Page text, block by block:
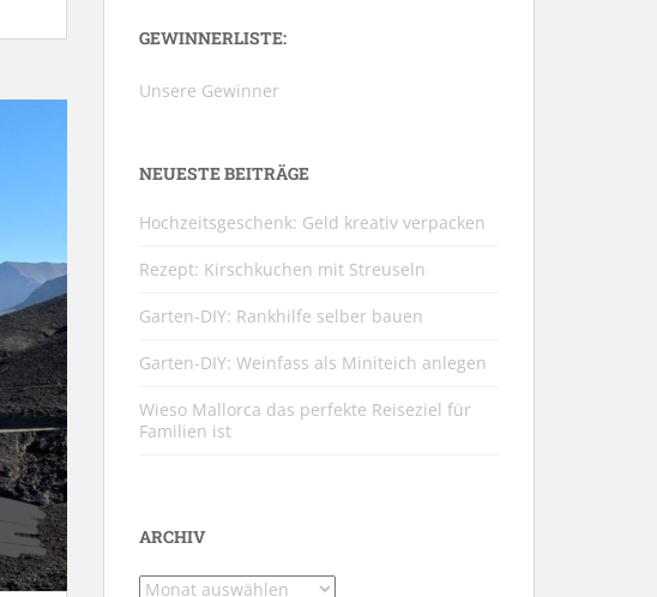
GEWINNERLISTE:
Unsere Gewinner
NEUESTE BEITRÄGE
Hochzeitsgeschenk: Geld kreativ verpacken
Rezept: Kirschkuchen mit Streuseln
Garten-DIY: Rankhilfe selber bauen
Garten-DIY: Weinfass als Miniteich anlegen
Wieso Mallorca das perfekte Reiseziel für
Familien ist
ARCHIV
Archiv